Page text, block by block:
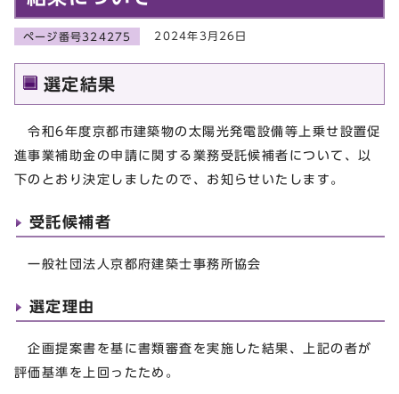
ページ番号324275 2024年3月26日
選定結果
令和6年度京都市建築物の太陽光発電設備等上乗せ設置促
進事業補助金の申請に関する業務受託候補者について、以
下のとおり決定しましたので、お知らせいたします。
受託候補者
一般社団法人京都府建築士事務所協会
選定理由
企画提案書を基に書類審査を実施した結果、上記の者が
評価基準を上回ったため。